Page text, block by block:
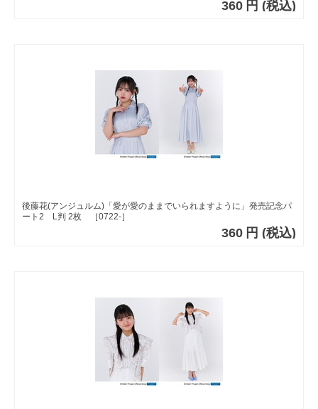
360 円 (税込)
後藤花(アンジュルム)「愛が愛のままでいられますように」発売記念パ
ート2 L判 2枚 ［0722-］
360 円 (税込)